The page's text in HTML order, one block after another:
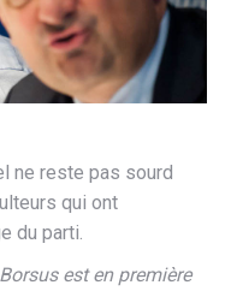
ne reste pas sourd
qui ont
du parti.
est en première